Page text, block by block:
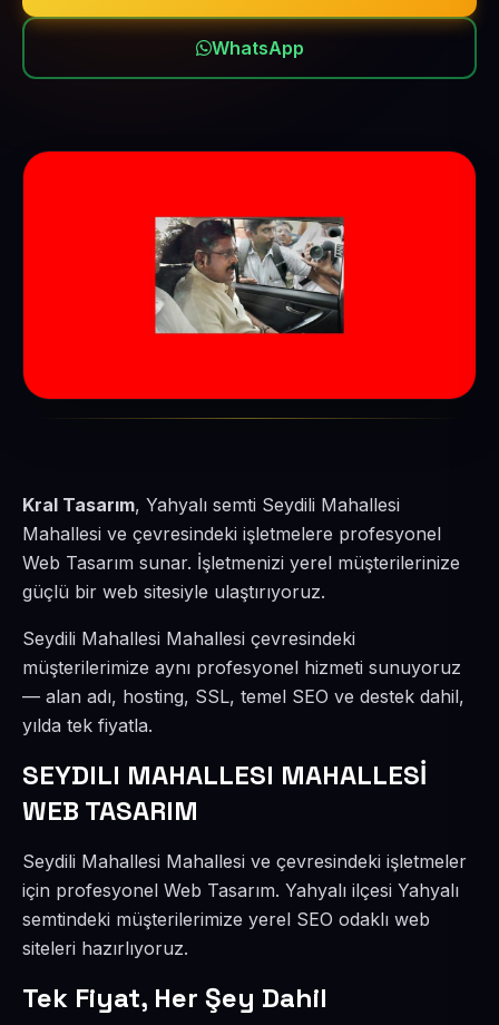
WhatsApp
Kral Tasarım, Yahyalı semti Seydili Mahallesi
Mahallesi ve çevresindeki işletmelere profesyonel
Web Tasarım sunar. İşletmenizi yerel müşterilerinize
güçlü bir web sitesiyle ulaştırıyoruz.
Seydili Mahallesi Mahallesi çevresindeki
müşterilerimize aynı profesyonel hizmeti sunuyoruz
— alan adı, hosting, SSL, temel SEO ve destek dahil,
yılda tek fiyatla.
SEYDILI MAHALLESI MAHALLESİ
WEB TASARIM
Seydili Mahallesi Mahallesi ve çevresindeki işletmeler
için profesyonel Web Tasarım. Yahyalı ilçesi Yahyalı
semtindeki müşterilerimize yerel SEO odaklı web
siteleri hazırlıyoruz.
Tek Fiyat, Her Şey Dahil